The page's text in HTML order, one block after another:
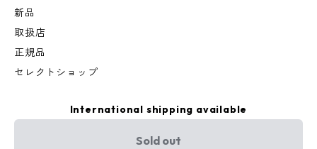
新品
取扱店
正規品
セレクトショップ
International shipping available
Sold out